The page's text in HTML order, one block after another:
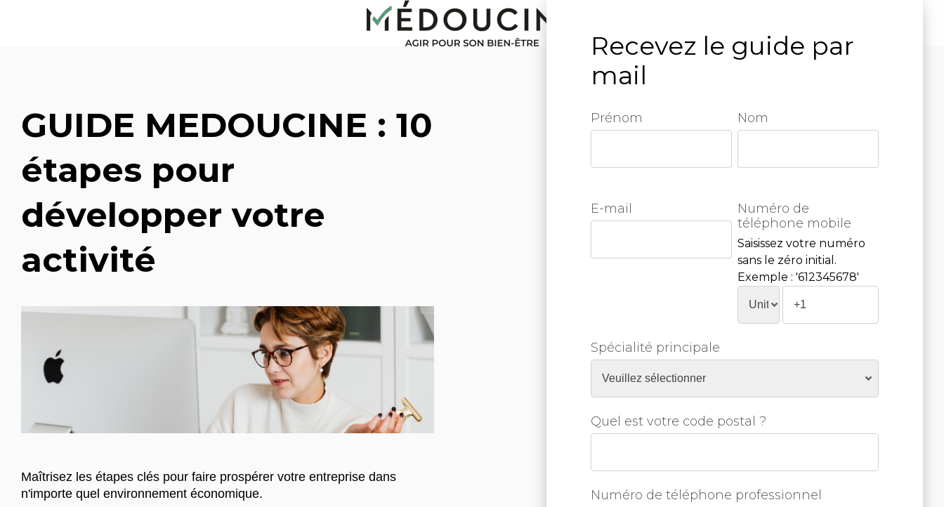
GUIDE MEDOUCINE : 10
étapes pour
développer votre
activité
Maîtrisez les étapes clés pour faire prospérer votre entreprise dans
n'importe quel environnement économique.
Recevez le guide par
mail
Prénom Nom
E-mail
Numéro de
téléphone mobile
Saisissez votre numéro
sans le zéro initial.
Exemple : '612345678'
Spécialité principale
Quel est votre code postal ?
Numéro de téléphone professionnel